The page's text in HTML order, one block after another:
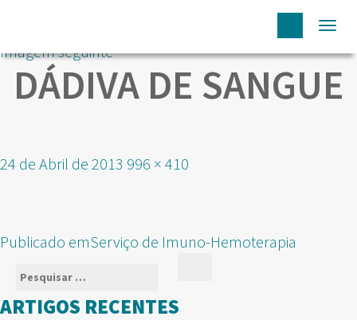
Imagem seguinte
DÁDIVA DE SANGUE
Publicado
24 de Abril de 2013 Tamanho
996 × 410
NAVEGAÇÃO
ARTIGOS
Publicado emServiço de Imuno-Hemoterapia
Pesquisar
por:
ARTIGOS RECENTES